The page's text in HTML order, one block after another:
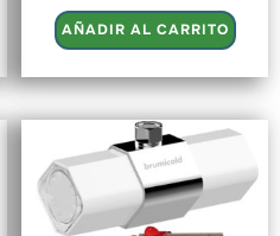
AÑADIR AL CARRITO